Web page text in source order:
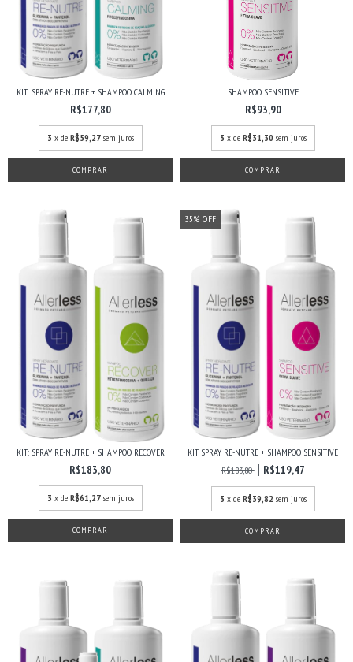
KIT: SPRAY RE-NUTRE + SHAMPOO CALMING
R$177,80
3 x de R$59,27 sem juros
SHAMPOO SENSITIVE
R$93,90
3 x de R$31,30 sem juros
KIT: SPRAY RE-NUTRE + SHAMPOO RECOVER
R$183,80
3 x de R$61,27 sem juros
35% OFF
KIT SPRAY RE-NUTRE + SHAMPOO SENSITIVE
R$183,80
R$119,47
3 x de R$39,82 sem juros